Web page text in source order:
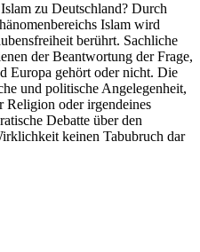
zu Deutschland? Durch
Islam wird
berührt. Sachliche
der Beantwortung der Frage,
Europa gehört oder nicht. Die
und politische Angelegenheit,
Religion oder irgendeines
Debatte über den
keinen Tabubruch dar